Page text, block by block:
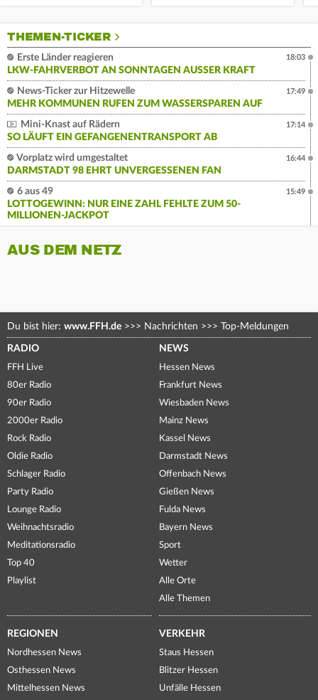
THEMEN-TICKER
Erste Länder reagieren
LKW-FAHRVERBOT AN SONNTAGEN AUSSER KRAFT
18:03
News-Ticker zur Hitzewelle
MEHR KOMMUNEN RUFEN ZUM WASSERSPAREN AUF
17:49
Mini-Knast auf Rädern
SO LÄUFT EIN GEFANGENENTRANSPORT AB
17:14
Vorplatz wird umgestaltet
DARMSTADT 98 EHRT UNVERGESSENEN FAN
16:44
6 aus 49
LOTTOGEWINN: NUR EINE ZAHL FEHLTE ZUM 50-
MILLIONEN-JACKPOT
15:49
AUS DEM NETZ
Du bist hier: www.FFH.de >>> Nachrichten >>> Top-Meldungen
RADIO
FFH Live
80er Radio
90er Radio
2000er Radio
Rock Radio
Oldie Radio
Schlager Radio
Party Radio
Lounge Radio
Weihnachtsradio
Meditationsradio
Top 40
Playlist
NEWS
Hessen News
Frankfurt News
Wiesbaden News
Mainz News
Kassel News
Darmstadt News
Offenbach News
Gießen News
Fulda News
Bayern News
Sport
Wetter
Alle Orte
Alle Themen
REGIONEN
Nordhessen News
Osthessen News
Mittelhessen News
VERKEHR
Staus Hessen
Blitzer Hessen
Unfälle Hessen